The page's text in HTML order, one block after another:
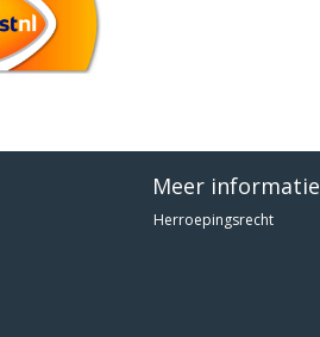
Meer informatie
Herroepingsrecht